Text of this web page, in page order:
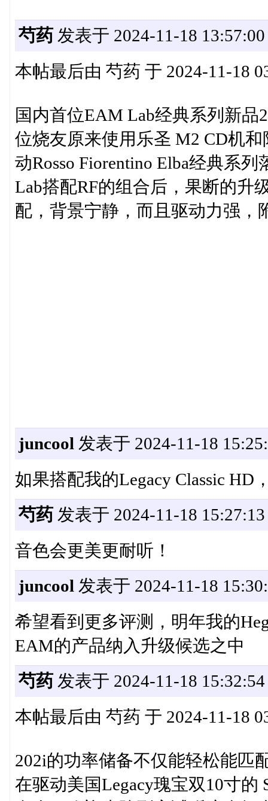
芍药发表于 2024-11-18 13:57:00
本帖最后由 芍药 于 2024-11-18
国内首位EAM Lab经典系列新
位烧友原来使用乐圣 M2 CD机
动Rosso Fiorentino Elba经典系
Lab搭配RF的组合后，果断的升
配，背景宁静，而且驱动力强
juncool 发表于 2024-11-18
如果搭配我的Legacy Classic
芍药发表于 2024-11-18 15:27:13
音色会更美更耐听！
juncool 发表于 2024-11-18
希望看到更多评测，明年我的
EAM的产品纳入升级候选之中
芍药发表于 2024-11-18 15:32:54
本帖最后由 芍药 于 2024-11-18
202i的功率储备不仅能轻松能匹
在驱动美国Legacy瑰宝双10寸的